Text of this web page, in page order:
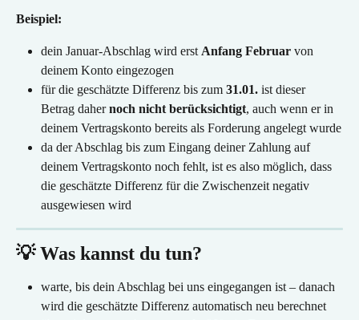
Beispiel:
dein Januar-Abschlag wird erst Anfang Februar von
deinem Konto eingezogen
für die geschätzte Differenz bis zum 31.01. ist dieser
Betrag daher noch nicht berücksichtigt, auch wenn er in
deinem Vertragskonto bereits als Forderung angelegt wurde
da der Abschlag bis zum Eingang deiner Zahlung auf
deinem Vertragskonto noch fehlt, ist es also möglich, dass
die geschätzte Differenz für die Zwischenzeit negativ
ausgewiesen wird
💡 Was kannst du tun?
warte, bis dein Abschlag bei uns eingegangen ist – danach
wird die geschätzte Differenz automatisch neu berechnet